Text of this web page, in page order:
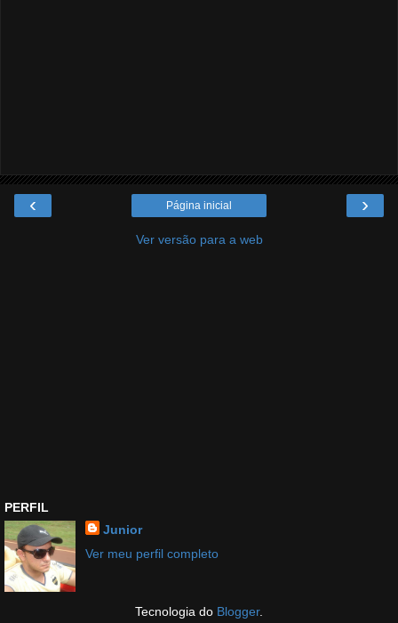
‹ ›
Página inicial
Ver versão para a web
PERFIL
Junior
Ver meu perfil completo
Tecnologia do Blogger.